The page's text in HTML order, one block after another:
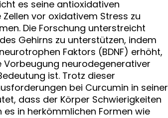
es seine antioxidativen
vor oxidativem Stress zu
Die Forschung unterstreicht
Gehirns zu unterstützen, indem
Faktors (BDNF) erhöht,
neurodegenerativer
ist. Trotz dieser
bei Curcumin in seiner
dass der Körper Schwierigkeiten
in herkömmlichen Formen wie